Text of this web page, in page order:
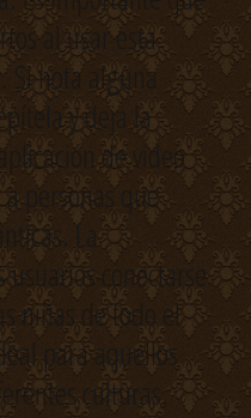
al usar esta
Si nota alguna
y deja la
de video
personas que
La
conectarse
niñas de todo el
para aquellos
culturas.